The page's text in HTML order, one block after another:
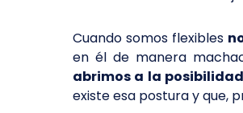
Cuando somos flexibles
en él de manera
abrimos a la
existe esa postura y que,